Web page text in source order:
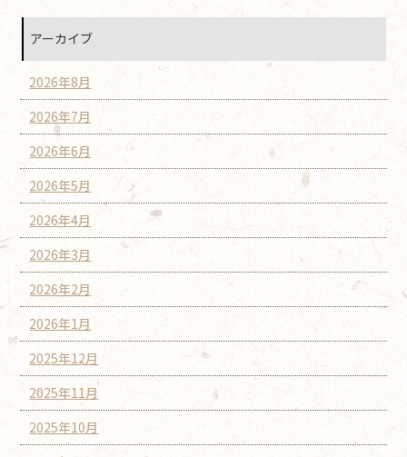
アーカイブ
2026年8月
2026年7月
2026年6月
2026年5月
2026年4月
2026年3月
2026年2月
2026年1月
2025年12月
2025年11月
2025年10月